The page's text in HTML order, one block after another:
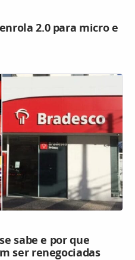
2.0 para micro e
sabe e por que
ser renegociadas